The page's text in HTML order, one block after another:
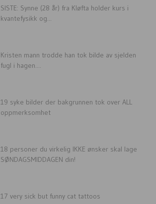
SISTE: Synne (28 år) fra Kløfta holder kurs i
kvantefysikk og...
Kristen mann trodde han tok bilde av sjelden
fugl i hagen....
19 syke bilder der bakgrunnen tok over ALL
oppmerksomhet
18 personer du virkelig IKKE ønsker skal lage
SØNDAGSMIDDAGEN din!
17 very sick but funny cat tattoos